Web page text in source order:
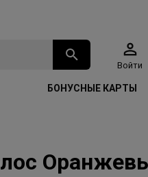
Войти
БОНУСНЫЕ КАРТЫ